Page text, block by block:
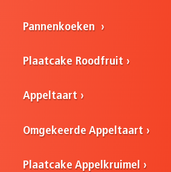
Pannenkoeken
Plaatcake Roodfruit
Appeltaart
Omgekeerde Appeltaart
Plaatcake Appelkruimel